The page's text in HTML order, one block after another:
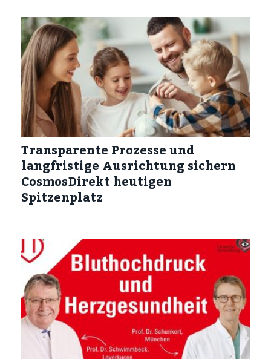
Transparente Prozesse und
langfristige Ausrichtung sichern
CosmosDirekt heutigen
Spitzenplatz